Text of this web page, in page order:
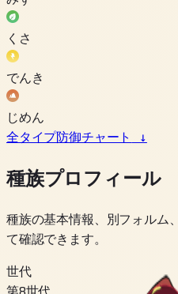
くさ
でんき
じめん
全タイプ防御チャート
↓
種族プロフィール
種族の基本情報、別フォルム
て確認できます。
世代
第8世代